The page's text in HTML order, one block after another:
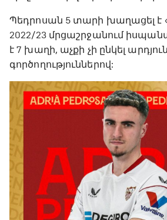
Պեդրոսան 5 տարի խաղացել է
2022/23 մրցաշրջանում
է 7 խաղի, աչքի չի ընկել
գործողություններով: